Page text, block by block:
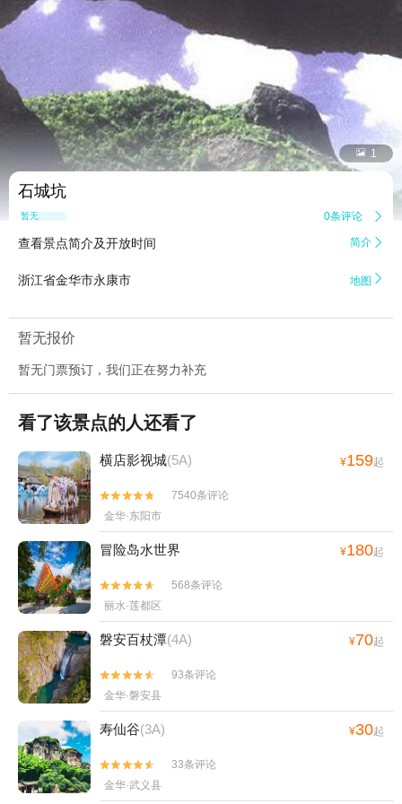
 1
石城坑
暂无点评 0条评论 
查看景点简介及开放时间 简介 
浙江省金华市永康市 地图 
暂无报价
暂无门票预订，我们正在努力补充
看了该景点的人还看了
横店影视城(5A) ¥159起


7540条评论
金华·东阳市
冒险岛水世界 ¥180起


568条评论
丽水·莲都区
磐安百杖潭(4A) ¥70起


93条评论
金华·磐安县
寿仙谷(3A) ¥30起


33条评论
金华·武义县
